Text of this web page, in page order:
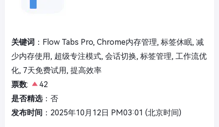
关键词 ：Flow Tabs Pro, Chrome内存管理, 标签休眠, 减
少内存使用, 超级专注模式, 会话切换, 标签管理, 工作流优
化, 7天免费试用, 提高效率
票数:
42
是否精选：否
发布时间 ：2025年10月12日 PM03:01 (北京时间)